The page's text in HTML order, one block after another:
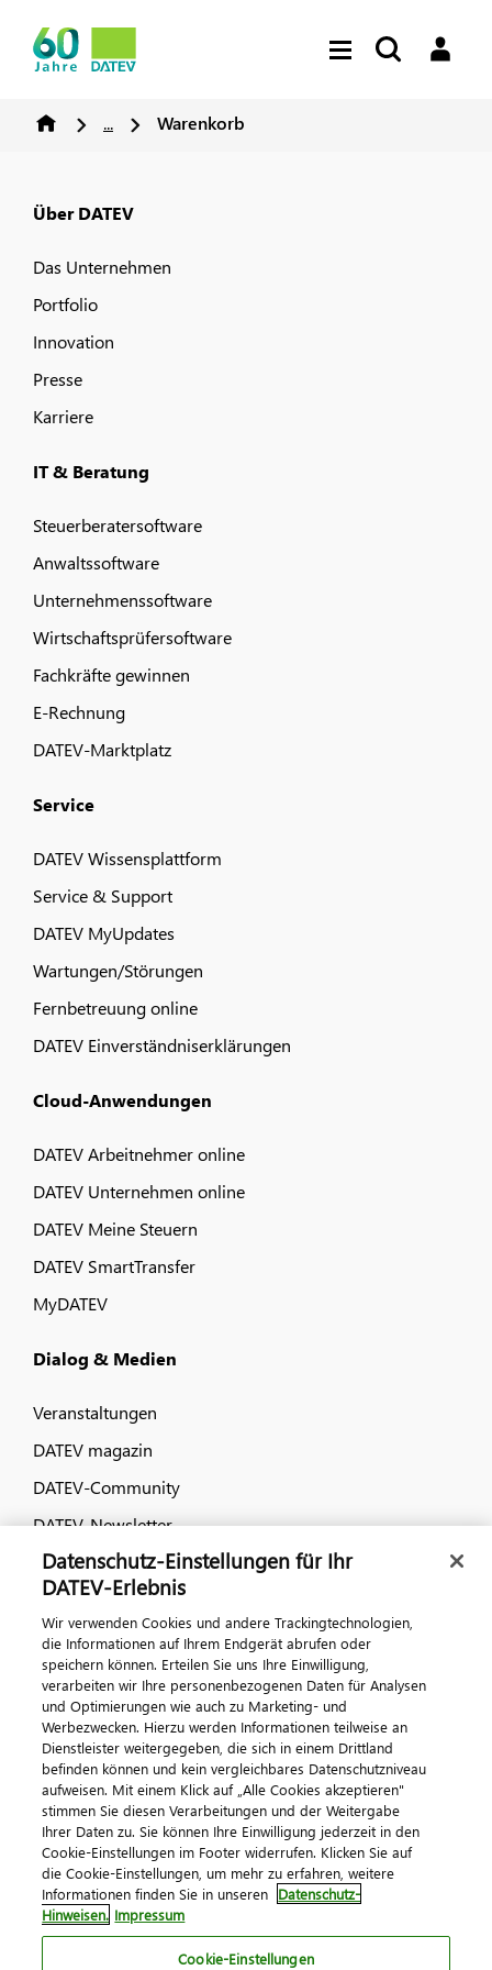
... Warenkorb
Über DATEV
Das Unternehmen
Portfolio
Innovation
Presse
Karriere
IT & Beratung
Steuerberatersoftware
Anwaltssoftware
Unternehmenssoftware
Wirtschaftsprüfersoftware
Fachkräfte gewinnen
E-Rechnung
DATEV-Marktplatz
Service
DATEV Wissensplattform
Service & Support
DATEV MyUpdates
Wartungen/Störungen
Fernbetreuung online
DATEV Einverständniserklärungen
Cloud-Anwendungen
DATEV Arbeitnehmer online
DATEV Unternehmen online
DATEV Meine Steuern
DATEV SmartTransfer
MyDATEV
Dialog & Medien
Veranstaltungen
DATEV magazin
DATEV-Community
DATEV-Newsletter
Kontaktieren Sie uns
© 2026 DATEV eG
ImpressumDatenschutzAGB Kontakt
Cookie-Einstellungen
Datenschutz-Einstellungen für Ihr
DATEV-Erlebnis
Wir verwenden Cookies und andere Trackingtechnologien,
die Informationen auf Ihrem Endgerät abrufen oder
speichern können. Erteilen Sie uns Ihre Einwilligung,
verarbeiten wir Ihre personenbezogenen Daten für Analysen
und Optimierungen wie auch zu Marketing- und
Werbezwecken. Hierzu werden Informationen teilweise an
Dienstleister weitergegeben, die sich in einem Drittland
befinden können und kein vergleichbares Datenschutzniveau
aufweisen. Mit einem Klick auf „Alle Cookies akzeptieren"
stimmen Sie diesen Verarbeitungen und der Weitergabe
Ihrer Daten zu. Sie können Ihre Einwilligung jederzeit in den
Cookie-Einstellungen im Footer widerrufen. Klicken Sie auf
die Cookie-Einstellungen, um mehr zu erfahren, weitere
Informationen finden Sie in unseren Datenschutz-
Hinweisen. Impressum
Cookie-Einstellungen